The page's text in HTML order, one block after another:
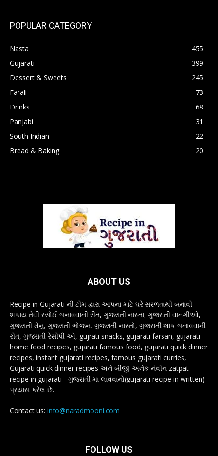
POPULAR CATEGORY
Nasta
455
Gujarati
399
Dessert & Sweets
245
Farali
73
Drinks
68
Panjabi
31
South Indian
22
Bread & Baking
20
ABOUT US
Recipe in Gujarati ની ટીમ દ્વારા આપના માટે ઘરે સરળતાથી બનાવી
શકાય તેવી રસોઈ બનાવવાની રીત, ગુજરાતી નાસ્તા, ગુજરાતી વાનગીઓ,
ગુજરાતી મેનુ, ગુજરાતી ભોજન, ગુજરાતી નાસ્તો, ગુજરાતી શાક બનાવવાની
રીત, ગુજરાતી રેસીપી ઓ, gujrati snacks, gujarati farsan, gujarati
home food recipes, gujarati famous food, gujarati quick dinner
recipes, instant gujarati recipes, famous gujarati curries,
Gujarati quick dinner recipes અને બીજી અનેક નેવીન zatpat
recipe in gujarati - ગુજરાતી મા લાવવાનો(gujarati recipe in written)
પ્રયાસ કરેલ છે.
Contact us: info@naradmooni.com
FOLLOW US